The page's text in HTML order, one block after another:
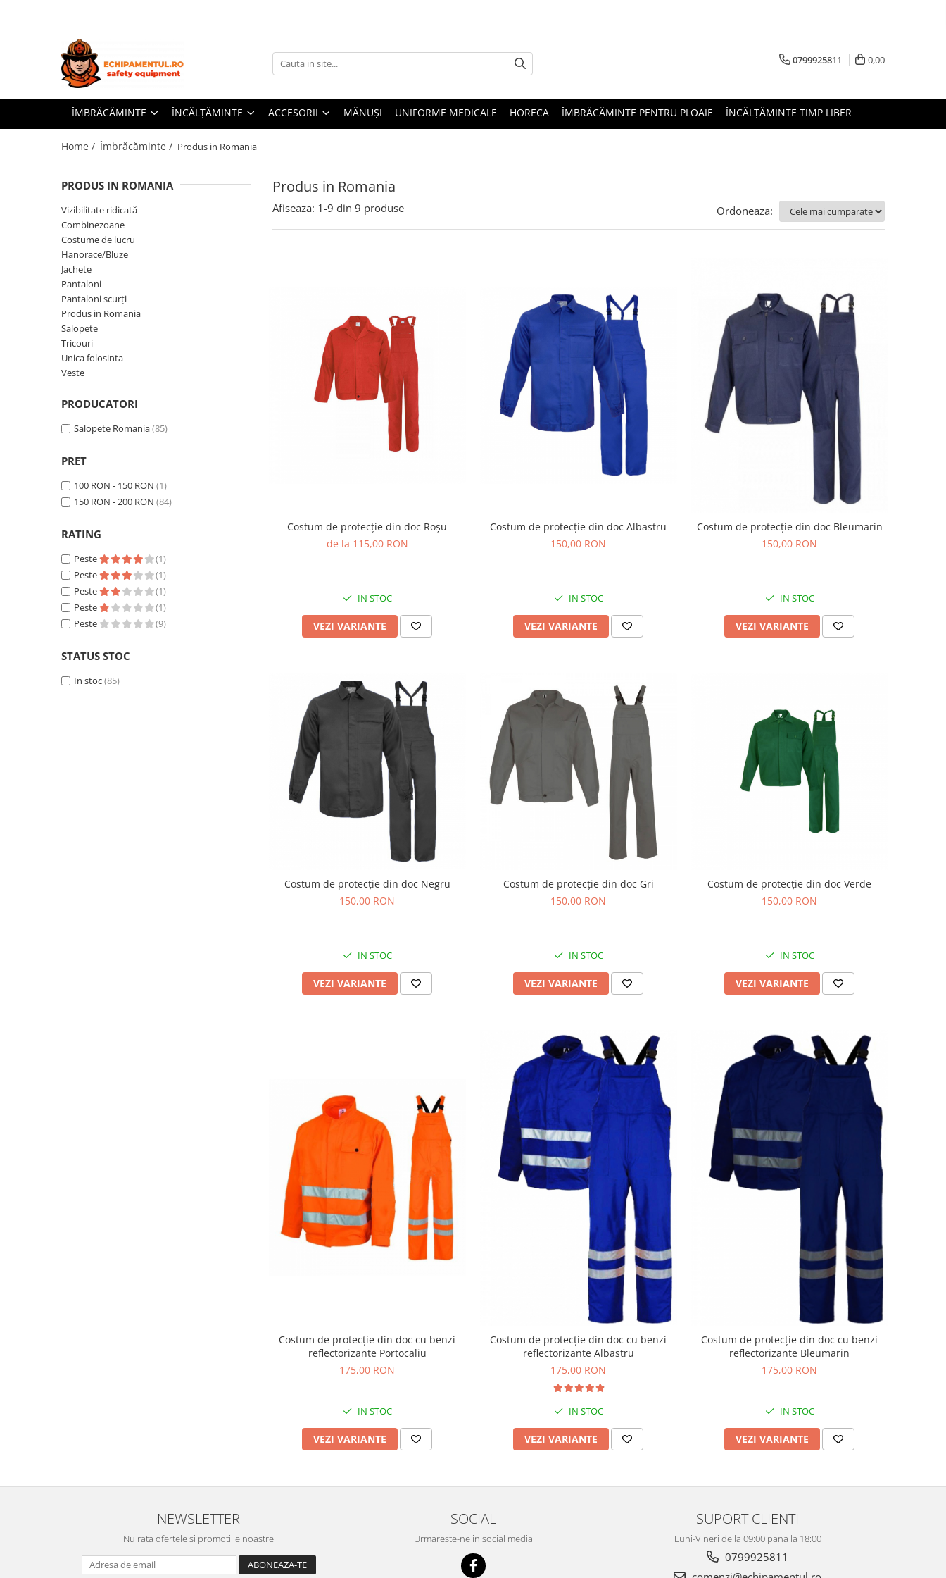
Îmbrăcăminte
Vizibilitate ridicată
Combinezoane
Costume de lucru
Hanorace/Bluze
Pantaloni scurți
Produs in Romania
Unica folosinta
Încălțăminte
Bocanci de protecție
Cizme de protecție
Pantofi de protecție
Încălțăminte categoria O1, fără
Accesorii
Căști de protecție
0799925811 0,00
ÎMBRĂCĂMINTE ÎNCĂLȚĂMINTE ACCESORII MĂNUȘI UNIFORME MEDICALE HORECA ÎMBRĂCĂMINTE PENTRU PLOAIE ÎNCĂLȚĂMINTE TIMP LIBER
Home / Îmbrăcăminte / Produs in Romania
Produs in Romania
PRODUS IN ROMANIA
Vizibilitate ridicată
Combinezoane
Costume de lucru
Hanorace/Bluze
Jachete
Pantaloni
Pantaloni scurți
Produs in Romania
Salopete
Tricouri
Unica folosinta
Veste
PRODUCATORI
Salopete Romania(85)
PRET
100 RON - 150 RON (1)
150 RON - 200 RON (84)
RATING
Peste
(1)
Peste
(1)
Peste
(1)
Peste
(1)
Peste
(9)
STATUS STOC
In stoc(85)
Afiseaza: 1-9 din 9 produse Ordoneaza:
Costum de protecție din doc Roșu
de la 115,00 RON
IN STOC
VEZI VARIANTE
Costum de protecție din doc Albastru
150,00 RON
IN STOC
VEZI VARIANTE
Costum de protecție din doc Bleumarin
150,00 RON
IN STOC
VEZI VARIANTE
Costum de protecție din doc Negru
150,00 RON
IN STOC
VEZI VARIANTE
Costum de protecție din doc Gri
150,00 RON
IN STOC
VEZI VARIANTE
Costum de protecție din doc Verde
150,00 RON
IN STOC
VEZI VARIANTE
Costum de protecție din doc cu benzi
reflectorizante Portocaliu
175,00 RON
IN STOC
VEZI VARIANTE
Costum de protecție din doc cu benzi
reflectorizante Albastru
175,00 RON
IN STOC
VEZI VARIANTE
Costum de protecție din doc cu benzi
reflectorizante Bleumarin
175,00 RON
IN STOC
VEZI VARIANTE
NEWSLETTER
Nu rata ofertele si promotiile noastre
SOCIAL
Urmareste-ne in social media
SUPORT CLIENTI
Luni-Vineri de la 09:00 pana la 18:00
0799925811